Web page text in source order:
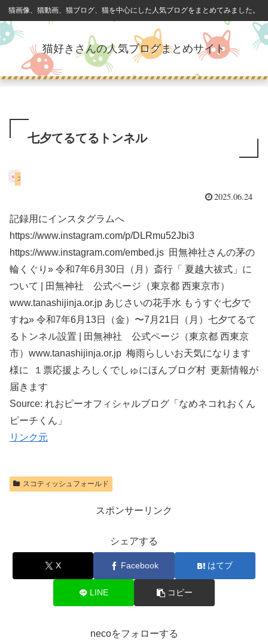
猫画像、猫動画、猫ブログ、猫を中心にした人気ブログをまとめてみました。
猫好きさんの人気ブログまとめサイト
七夕てるてるトンネル
2025.06.24
記録用にインスタグラムへ
https://www.instagram.com/p/DLRmu52Jbi3
https://www.instagram.com/embed.js 田無神社さんの茅の
輪くぐり» 令和7年6月30日（月）斎行「 夏越大祓式」に
ついて | 田無神社 公式ページ（東京都 西東京市）
www.tanashijinja.or.jp あじさいの花手水 もうすぐ七夕で
すね» 令和7年6月13日（金）〜7月21日（月）七夕てるて
るトンネル設置 | 田無神社 公式ページ（東京都 西東京
市）www.tanashijinja.or.jp 梅雨らしいお天気になります
様に １票応援よろしくでしゅにほんブログ村 更新情報が
届きます
Source: れおピーオフィシャルブログ「なめネコれおくん
ピーチくん」
リンク元
スコティッシュフォールド
スポンサーリンク
シェアする
X Facebook はてブ
LINE コピー
necoをフォローする